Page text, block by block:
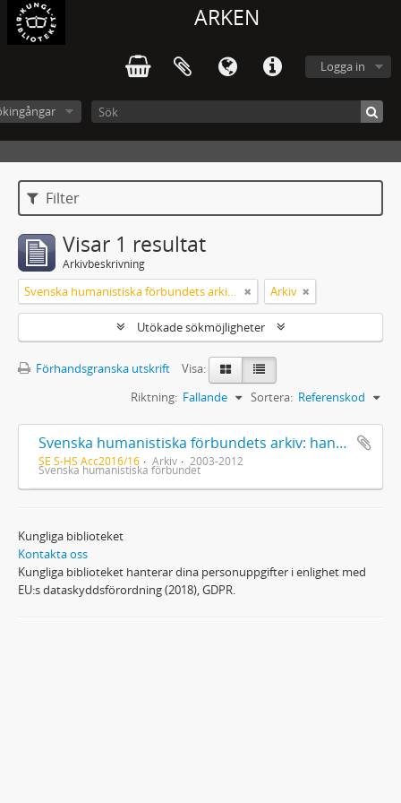
ARKEN
Logga in
Filter
Visar 1 resultat
Arkivbeskrivning
Svenska humanistiska förbundets arkiv: handlingar 2003-2012 Arkiv
Utökade sökmöjligheter
Förhandsgranska utskrift
Visa:
Sortera: Referenskod
Riktning: Fallande
Svenska humanistiska förbundets arkiv: handlingar 2003-2012
SE S-HS Acc2016/16 Arkiv 2003-2012
Svenska humanistiska förbundet
Kungliga biblioteket
Kontakta oss
Kungliga biblioteket hanterar dina personuppgifter i enlighet med
EU:s dataskyddsförordning (2018), GDPR.